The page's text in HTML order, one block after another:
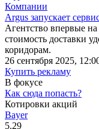
Компании
Argus запускает
Агентство впервые
стоимость доставки
коридорам.
26 сентября 2025,
Купить рекламу
В фокусе
Как сюда попасть?
Котировки акций
Bayer
5.29